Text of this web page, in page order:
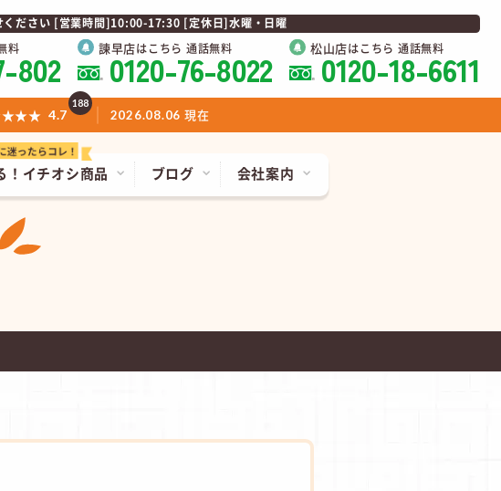
ください [営業時間]10:00-17:30 [定休日]水曜・日曜
料802 諫早店はこちら 通話無料
0120-76-8022 松山店はこちら 通話無料
0120-18-6611
イチオシ商品 ブログ 会社案内
4.7
188
2026.08.06 現在